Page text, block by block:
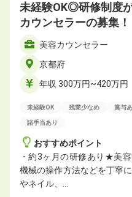
未経験OK◎研修制度
カウンセラーの募集！
美容カウンセラー
京都府
年収 300万円~420万円
未経験OK 残業少なめ 賞与
諸手当あり
おすすめポイント
・約3ヶ月の研修あり★美
機械の操作方法などを丁寧
やネイル、…